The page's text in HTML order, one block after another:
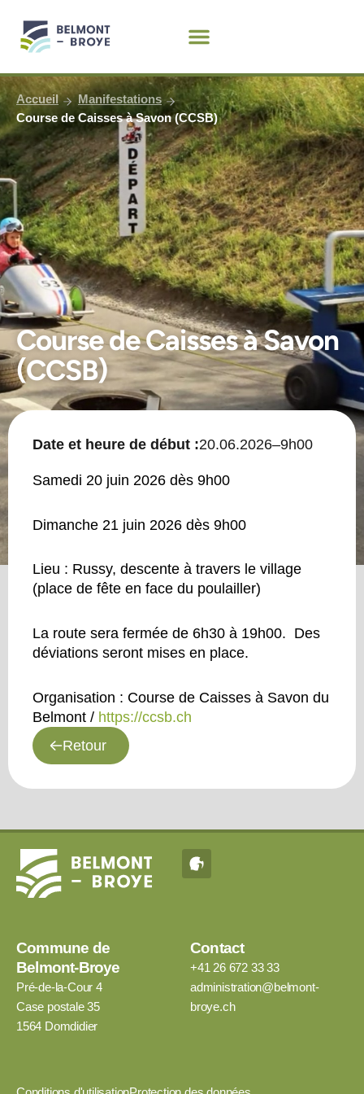
contenu
Accueil
Manifestations
Course de Caisses à Savon (CCSB)
Course de Caisses à Savon
(CCSB)
Date et heure de début :20.06.2026–9h00
Samedi 20 juin 2026 dès 9h00
Dimanche 21 juin 2026 dès 9h00
Lieu : Russy, descente à travers le village
(place de fête en face du poulailler)
La route sera fermée de 6h30 à 19h00. Des
déviations seront mises en place.
Organisation : Course de Caisses à Savon du
Belmont / https://ccsb.ch
Retour
Commune de
Belmont-Broye
Pré-de-la-Cour 4
Case postale 35
1564 Domdidier
Contact
+41 26 672 33 33
administration@belmont-
broye.ch